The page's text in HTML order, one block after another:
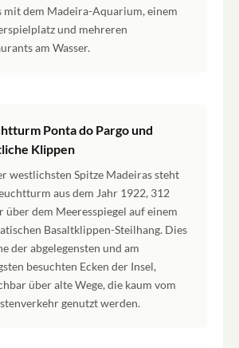
mit dem Madeira-Aquarium, einem
und mehreren
am Wasser.
Ponta do Pargo und
Klippen
westlichsten Spitze Madeiras steht
aus dem Jahr 1922, 312
über dem Meeresspiegel auf einem
Basaltklippen-Steilhang. Dies
der abgelegensten und am
besuchten Ecken der Insel,
über alte Wege, die kaum vom
genutzt werden.